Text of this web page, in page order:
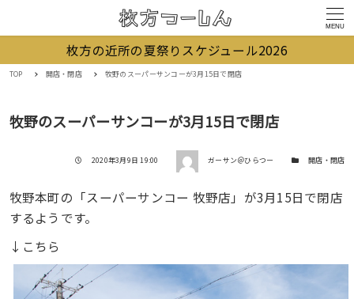
MENU
枚方の近所の夏祭りスケジュール2026
TOP 開店・閉店 牧野のスーパーサンコーが3月15日で閉店
牧野のスーパーサンコーが3月15日で閉店
投稿日
2020年3月9日 19:00 著者 ガーサン＠ひらつー カテゴリー開店・閉店
牧野本町の「スーパーサンコー 牧野店」が3月15日で閉店
するようです。
↓こちら